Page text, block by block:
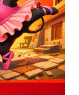
विस्तार से समझेंगे।